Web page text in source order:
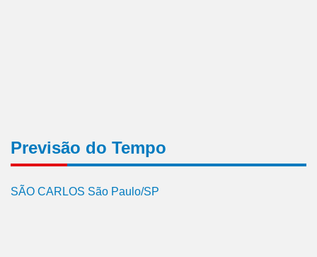
Previsão do Tempo
SÃO CARLOS São Paulo/SP